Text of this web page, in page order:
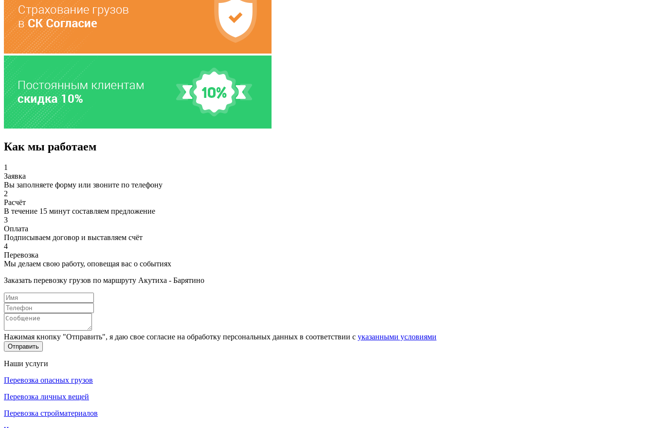
Как мы работаем
1
Заявка
Вы заполняете форму или звоните по телефону
2
Расчёт
В течение 15 минут составляем предложение
3
Оплата
Подписываем договор и выставляем счёт
4
Перевозка
Мы делаем свою работу, оповещая вас о событиях
Заказать перевозку грузов по маршруту Акутиха - Барятино
Нажимая кнопку "Отправить", я даю свое согласие на обработку персональных данных в соответствии с указанными условиями
Отправить
Наши услуги
Перевозка опасных грузов
Перевозка личных вещей
Перевозка стройматериалов